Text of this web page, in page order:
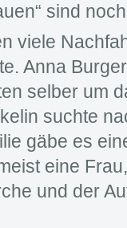
sind
viele
Anna
selber um
suchte
gäbe es
eine
und der